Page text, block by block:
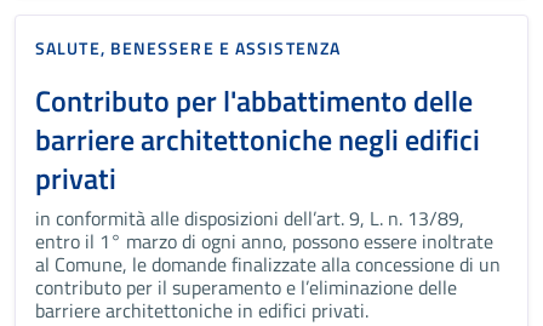
SALUTE, BENESSERE E ASSISTENZA
Contributo per l'abbattimento delle
barriere architettoniche negli edifici
privati
in conformità alle disposizioni dell’art. 9, L. n. 13/89,
entro il 1° marzo di ogni anno, possono essere inoltrate
al Comune, le domande finalizzate alla concessione di un
contributo per il superamento e l’eliminazione delle
barriere architettoniche in edifici privati.